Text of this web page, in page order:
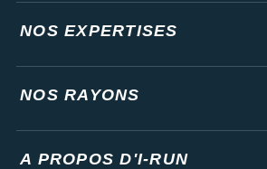
NOS EXPERTISES
NOS RAYONS
A PROPOS D'I-RUN